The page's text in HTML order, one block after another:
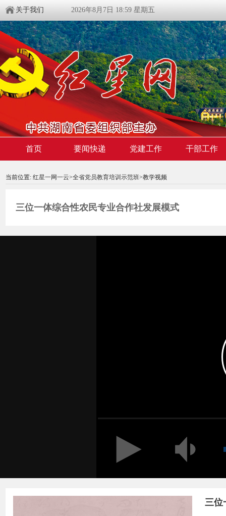
关于我们 2026年8月7日 18:59 星期五
首页 要闻快递 党建工作 干部工作
当前位置: 红星一网一云>全省党员教育培训示范班>教学视频
三位一体综合性农民专业合作社发展模式
00:00:00 / 00:00
三位